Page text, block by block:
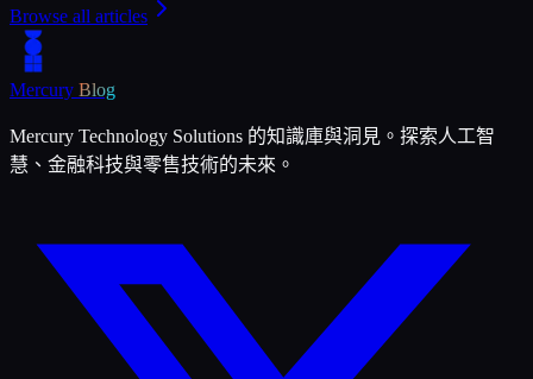
Browse all articles
Mercury Blog
Mercury Technology Solutions 的知識庫與洞見。探索人工智
慧、金融科技與零售技術的未來。